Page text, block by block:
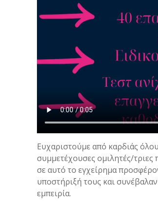
Ευχαριστούμε από καρδιάς
συμμετέχουσες ομιλητές/
σε αυτό το εγχείρημα
υποστήριξή τους και
εμπειρία.